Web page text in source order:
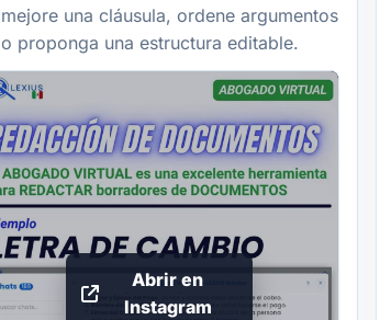
mejore una cláusula, ordene argumentos
o proponga una estructura editable.
Abrir en
Instagram